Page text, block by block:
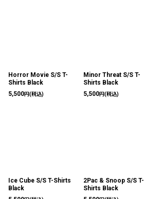
Horror Movie S/S T-
Shirts Black
5,500円(税込)
Minor Threat S/S T-
Shirts Black
5,500円(税込)
Ice Cube S/S T-Shirts
Black
2Pac & Snoop S/S T-
Shirts Black